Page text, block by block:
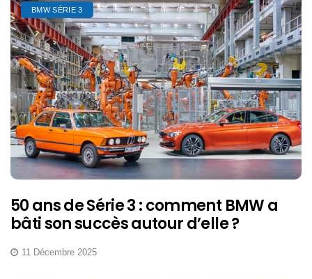
BMW SÉRIE 3
50 ans de Série 3 : comment BMW a
bâti son succès autour d’elle ?
11 Décembre 2025